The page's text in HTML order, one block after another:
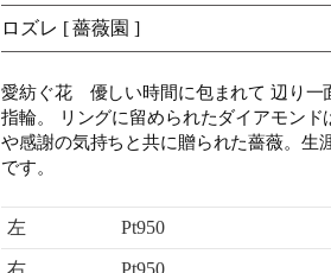
ロズレ [ 薔薇園 ]
愛紡ぐ花 優しい時間に包まれて 辺り一
指輪。 リングに留められたダイアモン
や感謝の気持ちと共に贈られた薔薇。生
です。
左 Pt950
右 Pt950